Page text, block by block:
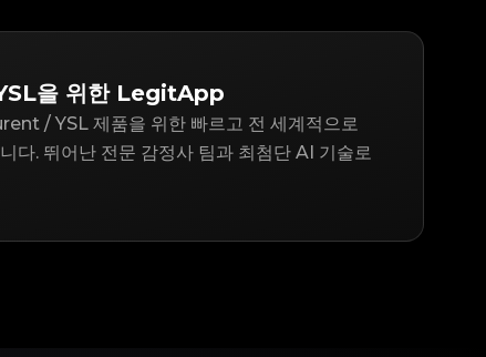
을 위한 LegitApp
/ YSL 제품을 위한 빠르고 전 세계적으로
다. 뛰어난 전문 감정사 팀과 최첨단 AI 기술로